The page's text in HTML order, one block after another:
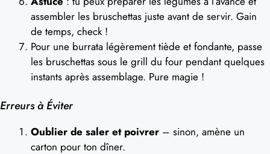
assembler les bruschettas juste avant de servir. Gain
de temps, check !
Pour une burrata légèrement tiède et fondante, passe
les bruschettas sous le grill du four pendant quelques
instants après assemblage. Pure magie !
Erreurs à Éviter
Oublier de saler et poivrer – sinon, amène un
carton pour ton dîner.